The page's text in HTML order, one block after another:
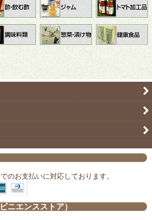
のお支払いに対応しております。
ニエンスストア）